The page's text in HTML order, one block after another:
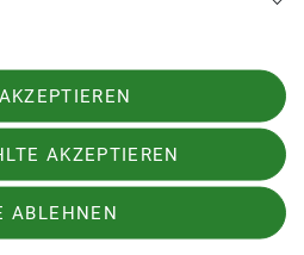
Einstellungen
AKZEPTIEREN
ABLEHNEN